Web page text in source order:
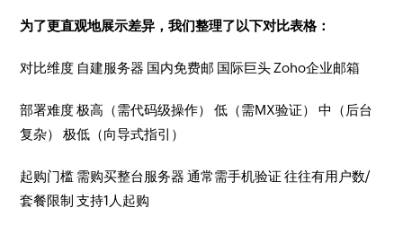
为了更直观地展示差异，我们整理了以下对比表格：
对比维度 自建服务器 国内免费邮 国际巨头 Zoho企业邮箱
部署难度 极高（需代码级操作） 低（需MX验证） 中（后台
复杂） 极低（向导式指引）
起购门槛 需购买整台服务器 通常需手机验证 往往有用户数/
套餐限制 支持1人起购